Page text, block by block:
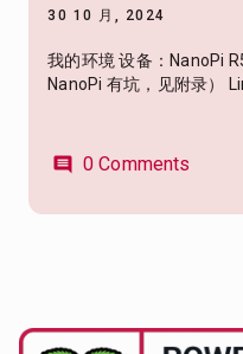
30 10 月, 2024
我的环境 设备：NanoPi
NanoPi 有坑，见附录）
comment 0 Comments